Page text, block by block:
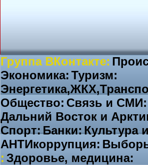
Группа ВКонтакте:
Экономика: Туризм:
Общество: Связь и СМИ:
Дальний Восток и
Спорт:Банки:Культура
АНТИкоррупция:
: Здоровье, медицина: